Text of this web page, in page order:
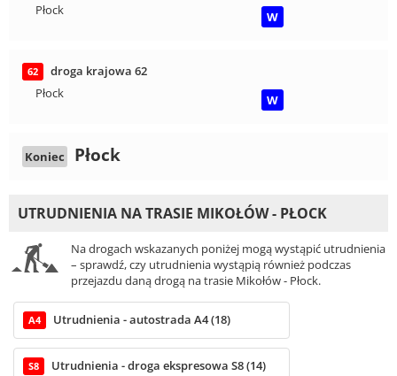
Płock
W
62
droga krajowa 62
Płock
W
Koniec Płock
UTRUDNIENIA NA TRASIE MIKOŁÓW - PŁOCK
Na drogach wskazanych poniżej mogą wystąpić utrudnienia
– sprawdź, czy utrudnienia wystąpią również podczas
przejazdu daną drogą na trasie Mikołów - Płock.
A4 Utrudnienia - autostrada A4 (18)
S8 Utrudnienia - droga ekspresowa S8 (14)